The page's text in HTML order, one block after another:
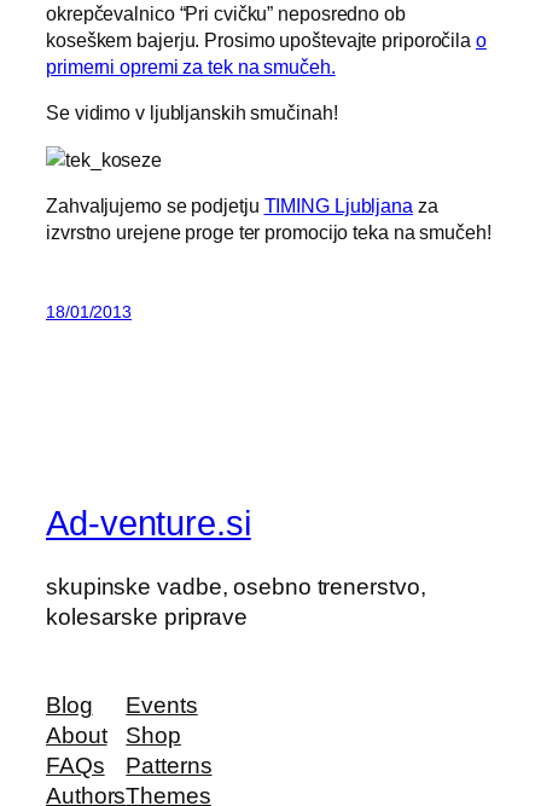
okrepčevalnico “Pri cvičku” neposredno ob
koseškem bajerju. Prosimo upoštevajte priporočila o
primerni opremi za tek na smučeh.
Se vidimo v ljubljanskih smučinah!
Zahvaljujemo se podjetju TIMING Ljubljana za
izvrstno urejene proge ter promocijo teka na smučeh!
18/01/2013
Ad-venture.si
skupinske vadbe, osebno trenerstvo,
kolesarske priprave
Blog
About
FAQs
Authors
Events
Shop
Patterns
Themes